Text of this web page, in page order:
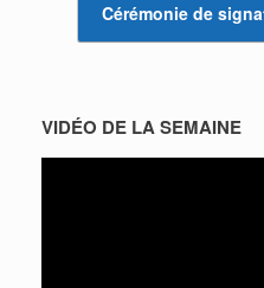
Cérémonie de
VIDÉO DE LA SEMAINE